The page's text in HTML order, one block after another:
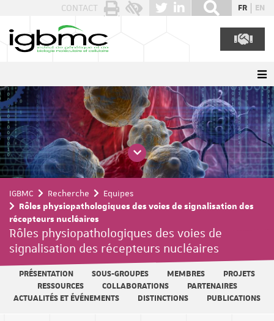
CONTACT FR EN
IGBMC Recherche
Equipes
Rôles physiopathologiques des voies de signalisation des
récepteurs nucléaires
Rôles physiopathologiques des voies de
signalisation des récepteurs nucléaires
PRÉSENTATION SOUS-GROUPES MEMBRES
PROJETS
RESSOURCES
COLLABORATIONS
PARTENAIRES
ACTUALITÉS ET ÉVÉNEMENTS
DISTINCTIONS PUBLICATIONS
Panneau de gestion des cookies